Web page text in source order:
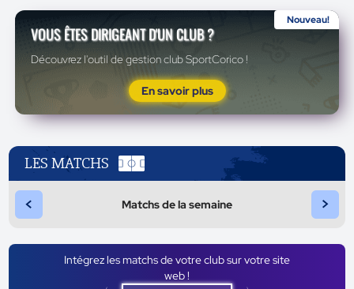
Nouveau!
VOUS ÊTES DIRIGEANT D'UN CLUB ?
Découvrez l'outil de gestion club SportCorico !
En savoir plus
LES MATCHS
< Matchs de la semaine >
Intégrez les matchs de votre club sur votre site
web !